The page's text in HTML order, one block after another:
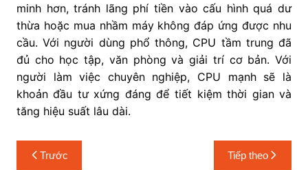
minh hơn, tránh lãng phí tiền vào cấu hình quá dư
thừa hoặc mua nhầm máy không đáp ứng được nhu
cầu. Với người dùng phổ thông, CPU tầm trung đã
đủ cho học tập, văn phòng và giải trí cơ bản. Với
người làm việc chuyên nghiệp, CPU mạnh sẽ là
khoản đầu tư xứng đáng để tiết kiệm thời gian và
tăng hiệu suất lâu dài.
ĐiềuTrước Tiếp theo